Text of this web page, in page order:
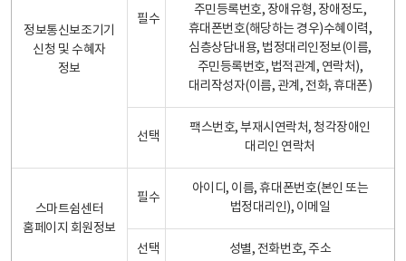
정보통신보조기기
신청 및 수혜자
정보
필수
주민등록번호, 장애유형, 장애정도,
휴대폰번호(해당하는 경우)수혜이력,
심층상담내용, 법정대리인정보(이름,
주민등록번호, 법적관계, 연락처),
대리작성자(이름, 관계, 전화, 휴대폰)
선택
팩스번호, 부재시연락처, 청각장애인
대리인 연락처
스마트쉼센터
홈페이지 회원정보
필수
아이디, 이름, 휴대폰번호(본인 또는
법정대리인), 이메일
선택 성별, 전화번호, 주소